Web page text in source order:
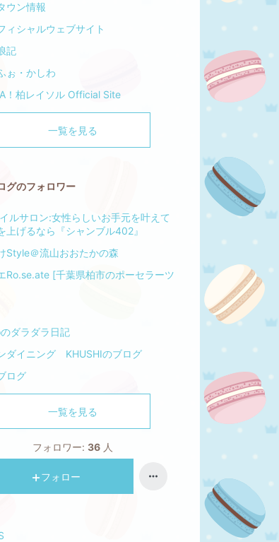
ウン情報
ィシャルウェブサイト
記
ぉ・かしわ
！柏レイソル Official Site
一覧を見る
グのフォロワー
ルサロン:女性らしいお手元を叶えて
上げるなら『シャンブル402』
Style＠流山おおたかの森
Ro.se.ate [千葉県柏市のポーセラーツ
ダラダラ日記
ダイニング KHUSHIのブログ
ログ
一覧を見る
フォロワー: 36 人
フォロー